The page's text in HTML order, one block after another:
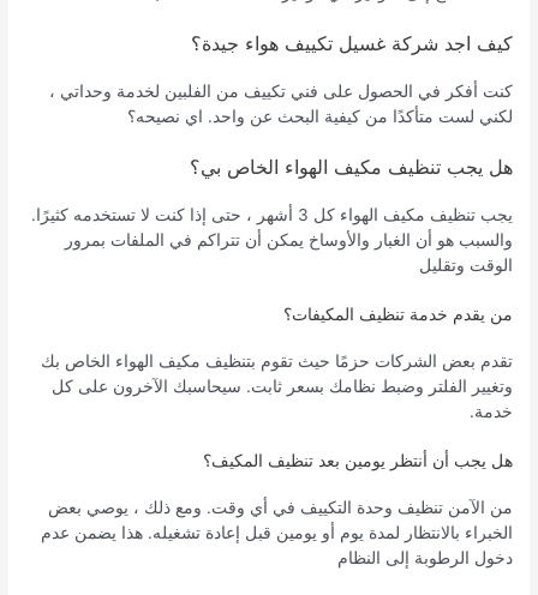
كيف اجد شركة غسيل تكييف هواء جيدة؟
كنت أفكر في الحصول على فني تكييف من الفلبين لخدمة وحداتي ،
لكني لست متأكدًا من كيفية البحث عن واحد. اي نصيحه؟
هل يجب تنظيف مكيف الهواء الخاص بي؟
يجب تنظيف مكيف الهواء كل 3 أشهر ، حتى إذا كنت لا تستخدمه كثيرًا.
والسبب هو أن الغبار والأوساخ يمكن أن تتراكم في الملفات بمرور
الوقت وتقليل
من يقدم خدمة تنظيف المكيفات؟
تقدم بعض الشركات حزمًا حيث تقوم بتنظيف مكيف الهواء الخاص بك
وتغيير الفلتر وضبط نظامك بسعر ثابت. سيحاسبك الآخرون على كل
خدمة.
هل يجب أن أنتظر يومين بعد تنظيف المكيف؟
من الآمن تنظيف وحدة التكييف في أي وقت. ومع ذلك ، يوصي بعض
الخبراء بالانتظار لمدة يوم أو يومين قبل إعادة تشغيله. هذا يضمن عدم
دخول الرطوبة إلى النظام